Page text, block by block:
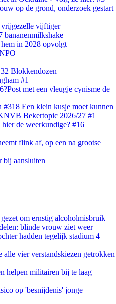
op de grond, onderzoek gestart
vrijgezelle vijftiger
bananenmilkshake
in 2028 opvolgt
Blokkendozen
#1
met een vleugje cynisme de
#318 Een klein kusje moet kunnen
Bekertopic 2026/27 #1
de weerkundige? #16
flink af, op een na grootse
bij aansluiten
om ernstig alcoholmisbruik
blinde vrouw ziet weer
hadden tegelijk stadium 4
alle vier verstandskiezen getrokken
helpen militairen bij te laag
op 'besnijdenis' jonge